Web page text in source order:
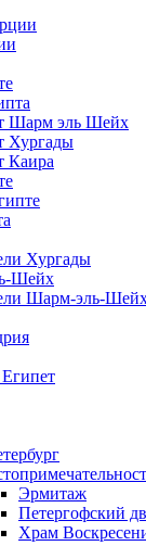
Шарм эль Шейх
Хургады
Каира
Хургады
Шейх
Шарм-эль-
Эрмитаж
Петергофский
Храм